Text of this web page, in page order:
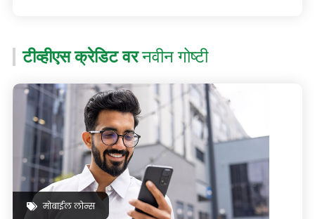
टीव्हीएस क्रेडिट वरनवीन गोष्टी
मोबाईल लोन्स